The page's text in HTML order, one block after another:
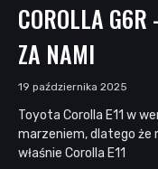
COROLLA
ZA NAMI
19 października 2025
Toyota Corolla E11 w
marzeniem, dlatego że
właśnie Corolla E11